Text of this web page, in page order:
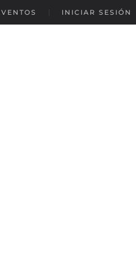
INICIAR SESIÓN